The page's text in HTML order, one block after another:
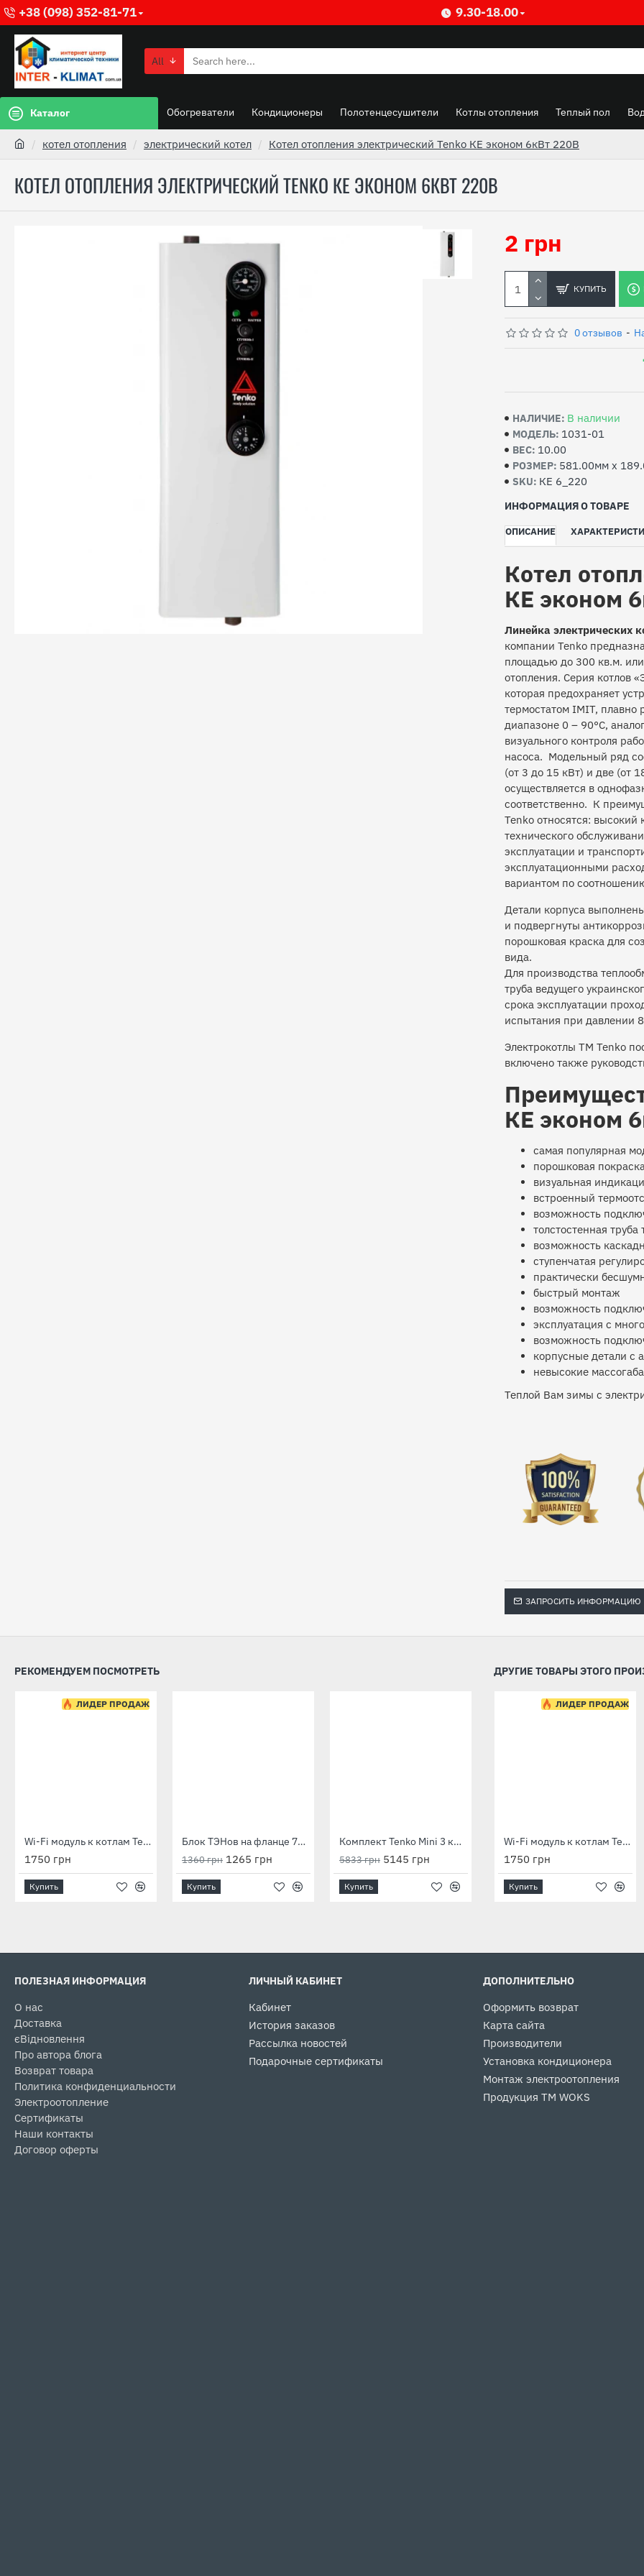
+38 (098) 352-81-71 9.30-18.00
All
Каталог Обогреватели Кондиционеры Полотенцесушители Котлы отопления Теплый пол
котел отопления электрический котел Котел отопления электрический Tenko КЕ эконом 6кВт 220В
КОТЕЛ ОТОПЛЕНИЯ ЭЛЕКТРИЧЕСКИЙ TENKO КЕ ЭКОНОМ 6КВТ 220В
ИНФОРМАЦИЯ О ТОВАРЕ
ОПИСАНИЕ
Котел
КЕ эконом
Линейка электрических
компании Tenko
площадью до 300 кв.м.
отопления. Серия котлов
которая предохраняет
термостатом IMIT, плавно
диапазоне 0 – 90°С,
визуального контроля
насоса. Модельный ряд
(от 3 до 15 кВт) и две (от
осуществляется в
соответственно. К
Tenko относятся:
технического
эксплуатации и
эксплуатационными
вариантом по
Детали корпуса
и подвергнуты
порошковая краска для
вида.
Для производства
труба ведущего
срока эксплуатации
испытания при давлении
Электрокотлы ТМ Tenko
включено также
КЕ эконом
самая популярная
порошковая
визуальная
встроенный
возможность
толстостенная
возможность
ступенчатая
практически
быстрый монтаж
возможность
эксплуатация с
возможность
корпусные детали с
невысокие
Теплой Вам зимы с
НАЛИЧИЕ: В наличии
МОДЕЛЬ: 1031-01
ВЕС: 10.00
РОЗМЕР: 581.00мм x
SKU: КЕ 6_220
0 отзывов -
2 грн
КУПИТЬ
ЗАПРОСИТЬ ИНФОРМАЦИЮ
РЕКОМЕНДУЕМ ПОСМОТРЕТЬ
ЛИДЕР ПРОДАЖ
Wi-Fi модуль к котлам Tenko Premium
1750 грн
Купить
Блок ТЭНов на фланце 75×75 мм 12 кВт 380 В, скрепка
1360 грн 1265 грн
Купить
Комплект Tenko Mini 3 кВт с насосом PowerCraft + бачок
5833 грн 5145 грн
Купить
-12 %
Комплект Tenko Mini 4,5 кВт 230 В с насосом PowerCraft + бачок
5888 грн 5175 грн
Купить
ДРУГИЕ ТОВАРЫ ЭТОГО
ЛИДЕР ПРОДАЖ
Wi-Fi модуль к котлам Tenko Premium
1750 грн
Купить
ПОЛЕЗНАЯ ИНФОРМАЦИЯ
О нас
Доставка
єВідновлення
Про автора блога
Возврат товара
Политика конфиденциальности
Электроотопление
Сертификаты
Наши контакты
Договор оферты
ЛИЧНЫЙ КАБИНЕТ
Кабинет
История заказов
Рассылка новостей
Подарочные сертификаты
ДОПОЛНИТЕЛЬНО
Оформить возврат
Карта сайта
Производители
Установка кондиционера
Монтаж электроотопления
Продукция ТМ WOKS